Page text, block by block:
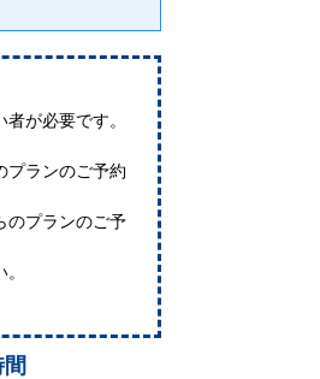
が必要です。
プランのご予約
のプランのご予